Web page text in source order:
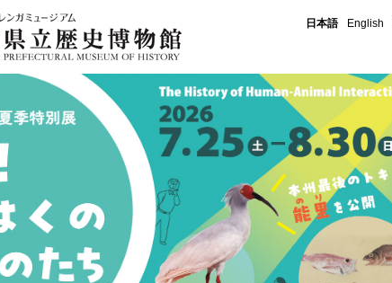
石川県立歴史博物館
日本語 English